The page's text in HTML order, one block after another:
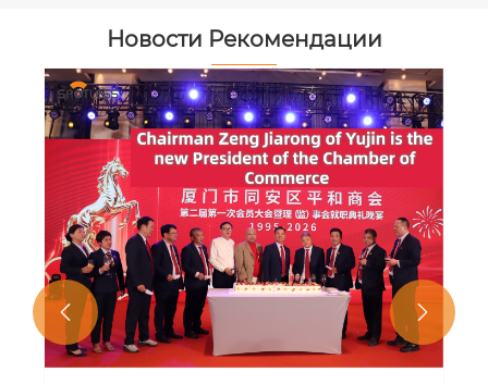
Новости Рекомендации
 